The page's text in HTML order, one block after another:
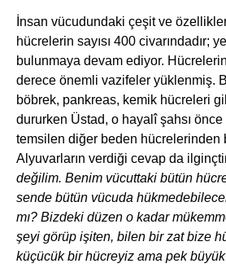
İnsan vücudundaki çeşit ve özellikler
hücrelerin sayısı 400 civarındadır;
bulunmaya devam ediyor.
derece önemli vazifeler yüklenmiş.
böbrek, pankreas, kemik hücreleri
dururken Üstad, o hayalî şahsı
temsilen diğer beden hücrelerinden
Alyuvarların verdiği cevap da
değilim. Benim vücuttaki bütün
sende bütün vücuda
mı? Bizdeki düzen o kadar
şeyi görüp işiten, bilen bir zat bize
küçücük bir hücreyiz ama pek